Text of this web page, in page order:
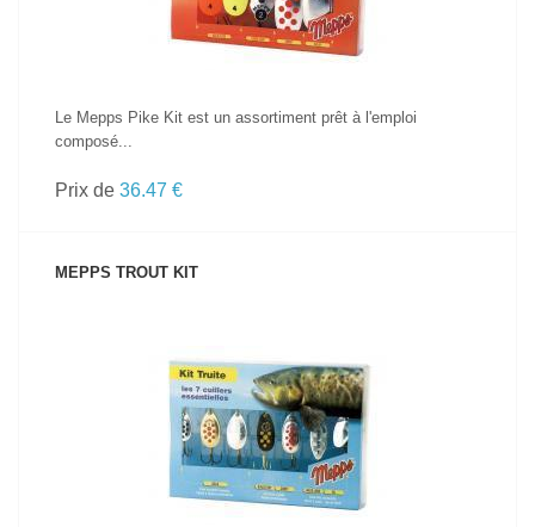
Le Mepps Pike Kit est un assortiment prêt à l'emploi
composé...
Prix de 36.47 €
MEPPS TROUT KIT
VOIR LE PRODUIT